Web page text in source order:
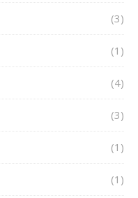
(3)
(1)
(4)
(3)
(1)
(1)